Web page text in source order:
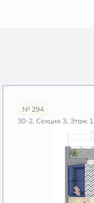
№ 294
30-2, Секция 3, Этаж